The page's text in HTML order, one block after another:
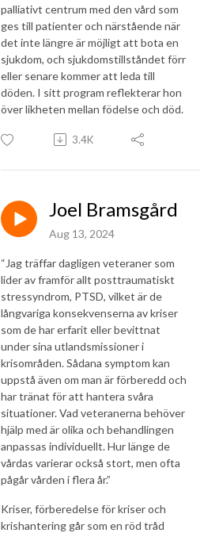
palliativt centrum med den vård som
ges till patienter och närstående när
det inte längre är möjligt att bota en
sjukdom, och sjukdomstillståndet förr
eller senare kommer att leda till
döden. I sitt program reflekterar hon
över likheten mellan födelse och död.
3.4K
Joel Bramsgård
Aug 13, 2024
“Jag träffar dagligen veteraner som
lider av framför allt posttraumatiskt
stressyndrom, PTSD, vilket är de
långvariga konsekvenserna av kriser
som de har erfarit eller bevittnat
under sina utlandsmissioner i
krisområden. Sådana symptom kan
uppstå även om man är förberedd och
har tränat för att hantera svåra
situationer. Vad veteranerna behöver
hjälp med är olika och behandlingen
anpassas individuellt. Hur länge de
vårdas varierar också stort, men ofta
pågår vården i flera år.”
Kriser, förberedelse för kriser och
krishantering går som en röd tråd